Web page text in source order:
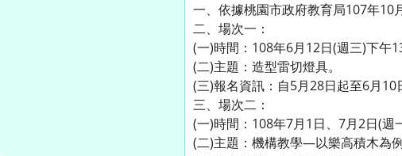
一、依據桃園市政府教育局107年10
二、場次一：
(一)時間：108年6月12日(週三)下午
(二)主題：造型雷切燈具。
(三)報名資訊：自5月28日起至6月
三、場次二：
(一)時間：108年7月1日、7月2日(週
(二)主題：機構教學—以樂高積木為例